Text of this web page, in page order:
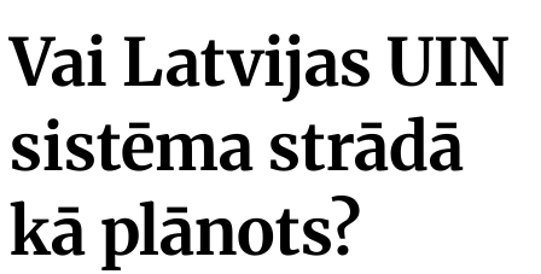
Vai Latvijas UIN
sistēma strādā
kā plānots?